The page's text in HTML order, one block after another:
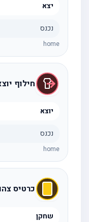
יצא
נכנס
home
חילוף יוצא
יוצא
נכנס
home
כרטיס צהוב
שחקן